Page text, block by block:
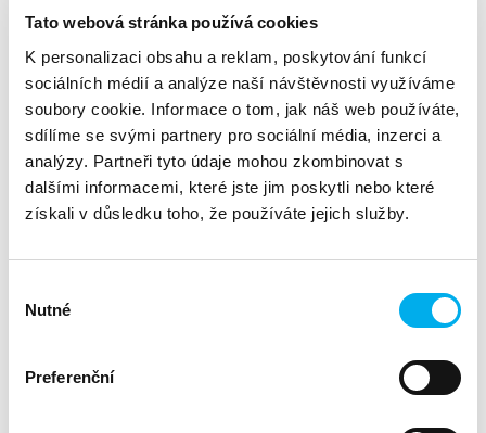
Tato webová stránka používá cookies
K personalizaci obsahu a reklam, poskytování funkcí
sociálních médií a analýze naší návštěvnosti využíváme
soubory cookie. Informace o tom, jak náš web používáte,
sdílíme se svými partnery pro sociální média, inzerci a
analýzy. Partneři tyto údaje mohou zkombinovat s
dalšími informacemi, které jste jim poskytli nebo které
získali v důsledku toho, že používáte jejich služby.
souhlasu
Nutné
Preferenční
(Kurz je veden certifikovaným lektorem s certifikací Fortinet
Certified Trainer a je platný v rámci České a Slovenské
republiky.)
Cena kurzu: 67.000 Kč bez DPH
Předpoklady pro úspěšné zvládnutí kurzu:
Základní znalost o fungování firewalů
Porozumění všem tématům v kurzu “FortiGate Operator”
16. 3. 2026, Pondělí